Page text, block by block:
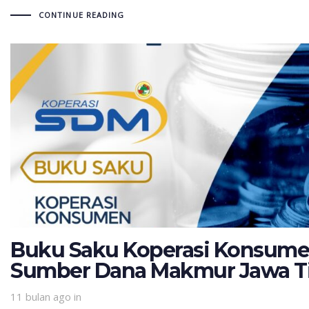
CONTINUE READING
Buku Saku Koperasi
Sumber Dana Makmur Jawa
11 bulan ago in